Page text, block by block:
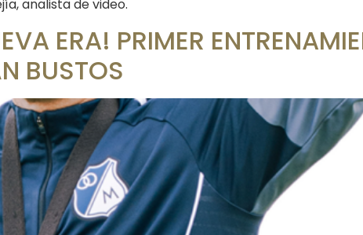
analista de video.
ERA! PRIMER
BUSTOS